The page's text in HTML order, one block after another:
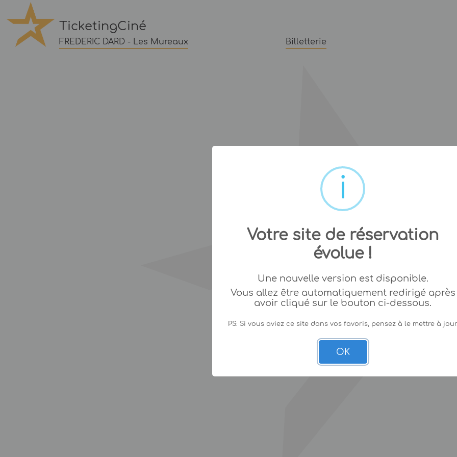
TicketingCiné
FREDERIC DARD - Les Mureaux Billetterie
Votre site de réservation
évolue !
Une nouvelle version est disponible.
Vous allez être automatiquement redirigé après
avoir cliqué sur le bouton ci-dessous.
PS: Si vous aviez ce site dans vos favoris, pensez à le mettre à
OK